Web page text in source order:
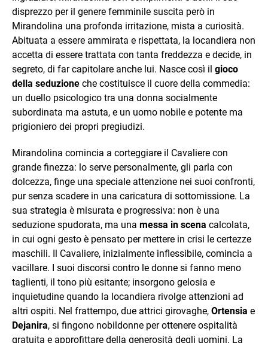
disprezzo per il genere femminile suscita però in
Mirandolina una profonda irritazione, mista a curiosità.
Abituata a essere ammirata e rispettata, la locandiera non
accetta di essere trattata con tanta freddezza e decide, in
segreto, di far capitolare anche lui. Nasce così il gioco
della seduzione che costituisce il cuore della commedia:
un duello psicologico tra una donna socialmente
subordinata ma astuta, e un uomo nobile e potente ma
prigioniero dei propri pregiudizi.
Mirandolina comincia a corteggiare il Cavaliere con
grande finezza: lo serve personalmente, gli parla con
dolcezza, finge una speciale attenzione nei suoi confronti,
pur senza scadere in una caricatura di sottomissione. La
sua strategia è misurata e progressiva: non è una
seduzione spudorata, ma una messa in scena calcolata,
in cui ogni gesto è pensato per mettere in crisi le certezze
maschili. Il Cavaliere, inizialmente inflessibile, comincia a
vacillare. I suoi discorsi contro le donne si fanno meno
taglienti, il tono più esitante; insorgono gelosia e
inquietudine quando la locandiera rivolge attenzioni ad
altri ospiti. Nel frattempo, due attrici girovaghe, Ortensia e
Dejanira, si fingono nobildonne per ottenere ospitalità
gratuita e approfittare della generosità degli uomini. La